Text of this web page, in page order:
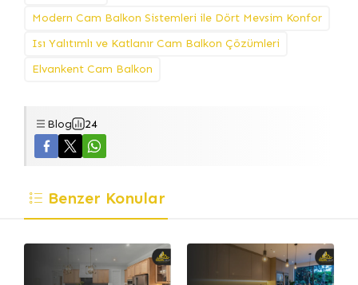
Modern Cam Balkon Sistemleri ile Dört Mevsim Konfor
Isı Yalıtımlı ve Katlanır Cam Balkon Çözümleri
Elvankent Cam Balkon
Blog 24
Benzer Konular